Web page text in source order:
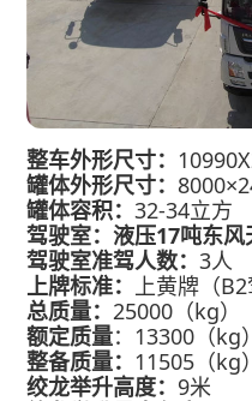
整车外形尺寸：
罐体外形尺寸：
罐体容积：32-34立方
驾驶室：液压17吨东
驾驶室准驾人数：3人
上牌标准： 上黄牌（B2
总质量：25000（kg）
额定质量：13300（kg
整备质量： 11505（kg）
绞龙举升高度： 9米